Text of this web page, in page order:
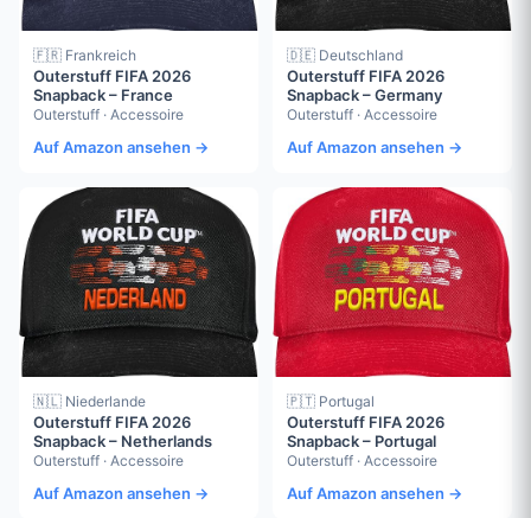
🇫🇷 Frankreich
Outerstuff FIFA 2026
Snapback – France
Outerstuff · Accessoire
Auf Amazon ansehen →
🇩🇪 Deutschland
Outerstuff FIFA 2026
Snapback – Germany
Outerstuff · Accessoire
Auf Amazon ansehen →
🇳🇱 Niederlande
Outerstuff FIFA 2026
Snapback – Netherlands
Outerstuff · Accessoire
Auf Amazon ansehen →
🇵🇹 Portugal
Outerstuff FIFA 2026
Snapback – Portugal
Outerstuff · Accessoire
Auf Amazon ansehen →